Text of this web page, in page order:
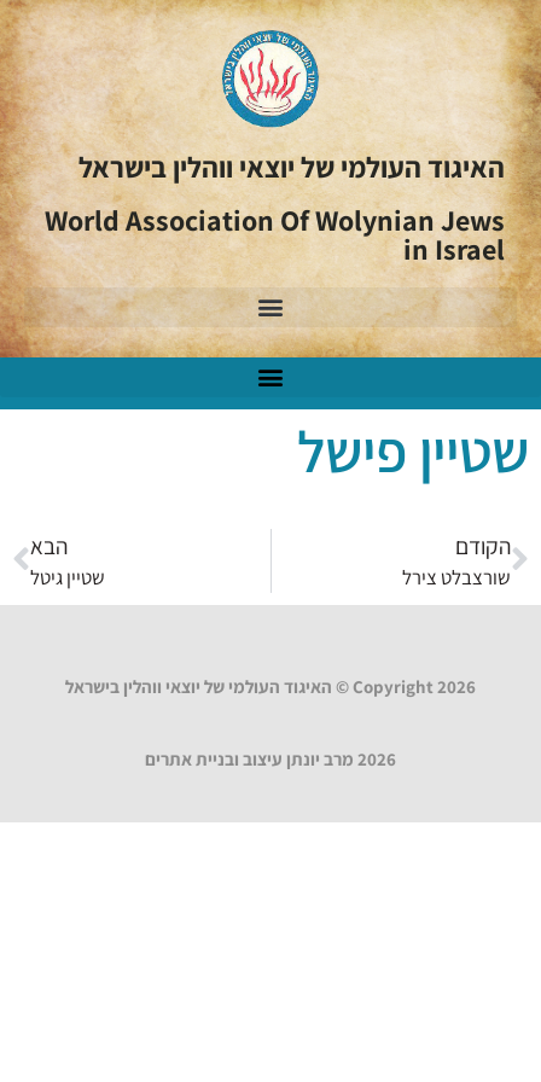
האיגוד העולמי של יוצאי ווהלין בישראל
World Association Of Wolynian Jews
in Israel
שטיין פישל
הקודם
שורצבלט צירל
הבא
שטיין גיטל
Copyright 2026 © האיגוד העולמי של יוצאי ווהלין בישראל
2026 מרב יונתן עיצוב ובניית אתרים